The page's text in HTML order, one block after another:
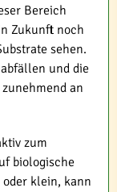
Bereich
Zukunft noch
sehen.
und die
an
zum
biologische
oder klein, kann